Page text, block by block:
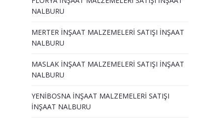
NALBURU
MERTER İNŞAAT MALZEMELERİ SATIŞI İNŞAAT
NALBURU
MASLAK İNŞAAT MALZEMELERİ SATIŞI İNŞAAT
NALBURU
YENİBOSNA İNŞAAT MALZEMELERİ SATIŞI
İNŞAAT NALBURU